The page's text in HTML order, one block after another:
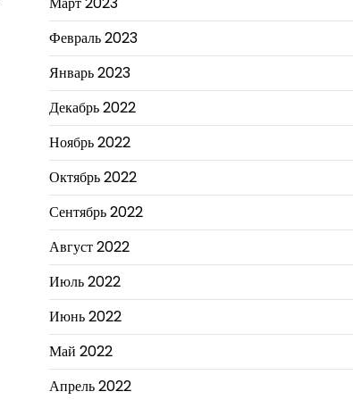
Февраль 2023
Январь 2023
Декабрь 2022
Ноябрь 2022
Октябрь 2022
Сентябрь 2022
Август 2022
Июль 2022
Июнь 2022
Май 2022
Апрель 2022